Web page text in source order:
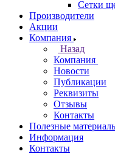
Сетки
Производители
Акции
Компания
Назад
Компания
Новости
Публикации
Реквизиты
Отзывы
Контакты
Полезные
Информация
Контакты